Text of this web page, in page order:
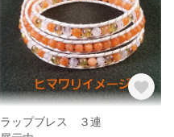
ラップブレス ３連